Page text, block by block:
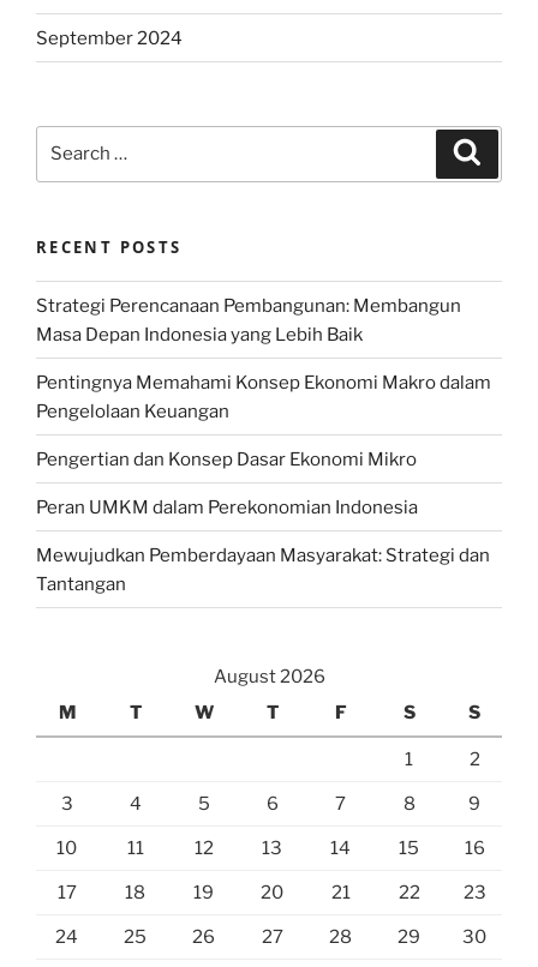
September 2024
RECENT POSTS
Strategi Perencanaan Pembangunan: Membangun
Masa Depan Indonesia yang Lebih Baik
Pentingnya Memahami Konsep Ekonomi Makro dalam
Pengelolaan Keuangan
Pengertian dan Konsep Dasar Ekonomi Mikro
Peran UMKM dalam Perekonomian Indonesia
Mewujudkan Pemberdayaan Masyarakat: Strategi dan
Tantangan
August 2026
M
T W T F S S
1 2
3 4 5 6 7 8 9
10 11 12 13 14 15 16
17 18 19 20 21 22 23
24 25 26 27 28 29 30